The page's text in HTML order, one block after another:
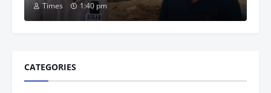
Times 1:40 pm
CATEGORIES